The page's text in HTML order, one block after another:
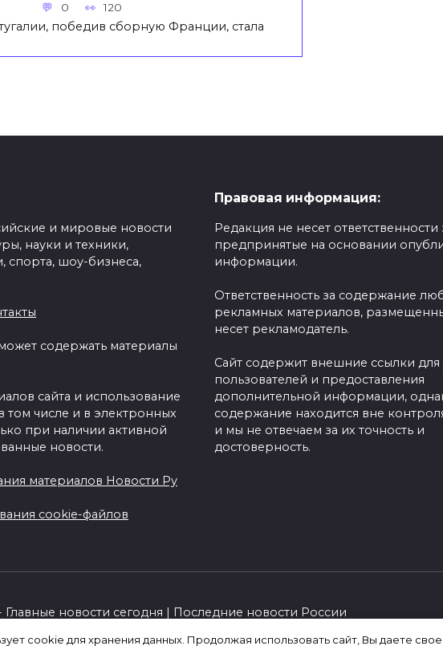
0 120
победив сборную Франции, стала
и мировые новости
науки и техники,
спорта, шоу-бизнеса,
содержать материалы
сайта и использование
числе и в электронных
при наличии активной
новости.
материалов Новости Ру
cookie-файлов
Правовая информация:
Редакция не несет ответственности
предпринятые на основании
информации.
Ответственность за содержание
рекламных материалов,
несет рекламодатель.
Сайт содержит внешние ссылки для
пользователей и предоставления
дополнительной информации,
содержание находится вне
и мы не отвечаем за их точность и
достоверность.
новости сегодня | Последние новости России
cookie для хранения данных. Продолжая использовать сайт, Вы даете